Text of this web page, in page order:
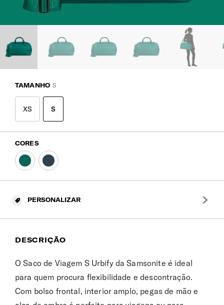
TAMANHO S
XS S
CORES
PERSONALIZAR
DESCRIÇÃO
O Saco de Viagem S Urbify da Samsonite é ideal
para quem procura flexibilidade e descontração.
Com bolso frontal, interior amplo, pegas de mão e